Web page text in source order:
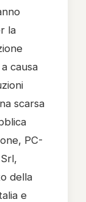
la
causa
scarsa
PC-
della
e